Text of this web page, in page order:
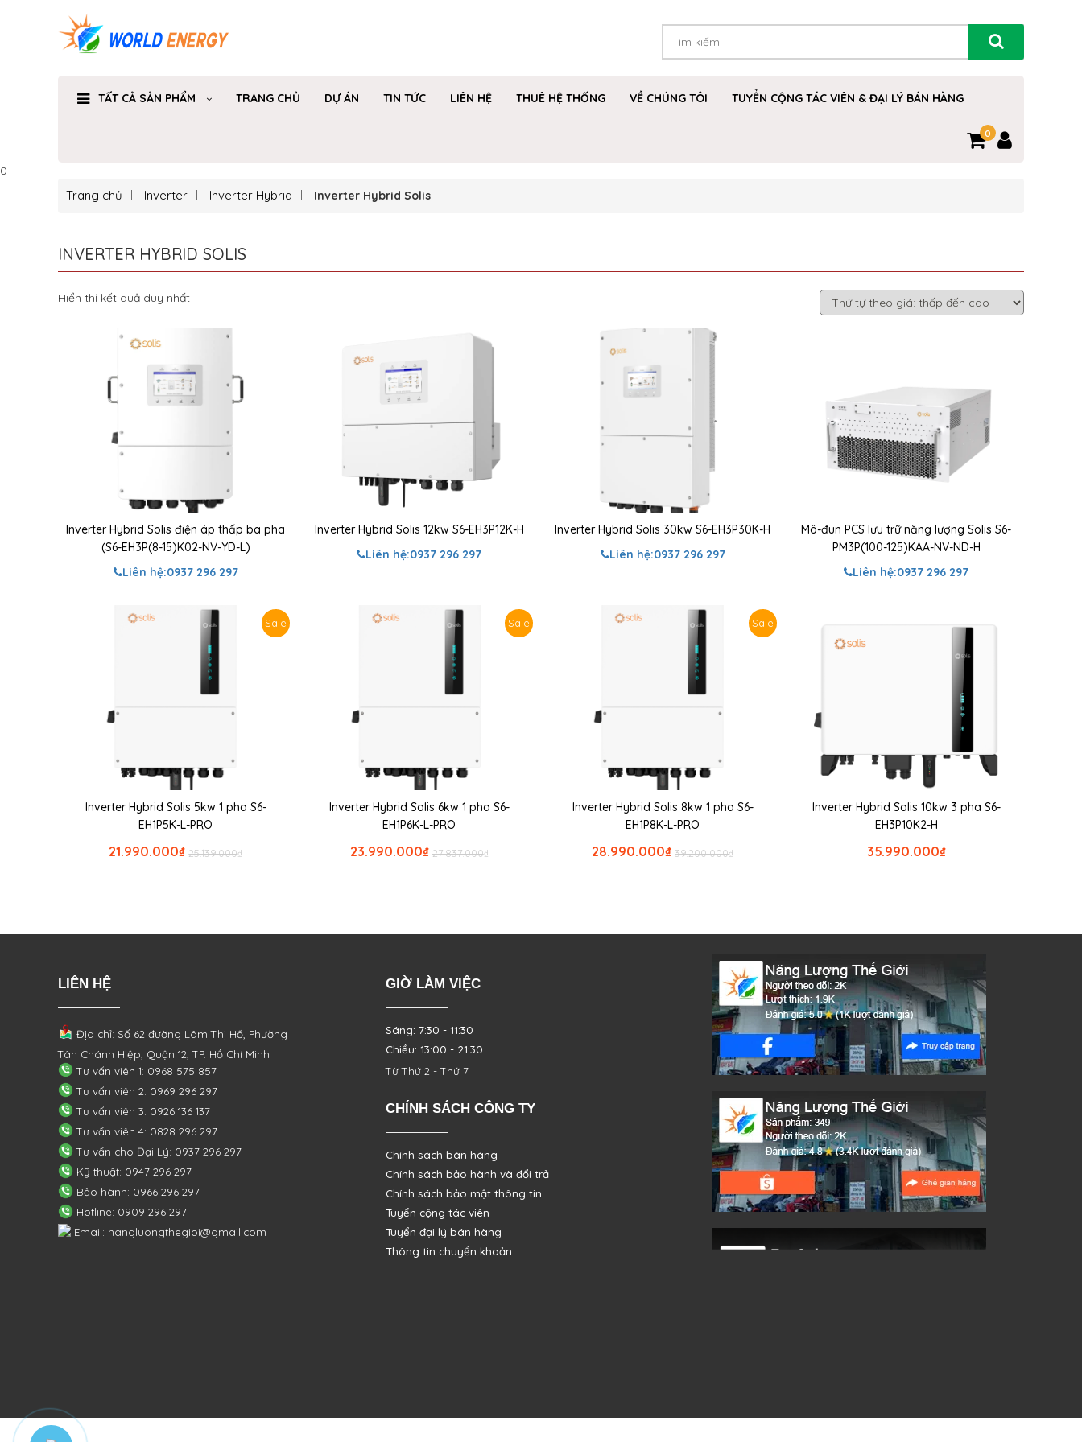
TẤT CẢ SẢN PHẨM TRANG CHỦ DỰ ÁN TIN TỨC LIÊN HỆ THUÊ HỆ THỐNG VỀ CHÚNG TÔI TUYỂN CỘNG TÁC VIÊN & ĐẠI LÝ BÁN HÀNG
0
0
Trang chủ Inverter Inverter Hybrid Inverter Hybrid Solis
INVERTER HYBRID SOLIS
Hiển thị kết quả duy nhất
Inverter Hybrid Solis điện áp thấp ba pha
(S6-EH3P(8-15)K02-NV-YD-L)
Liên hệ:0937 296 297
Inverter Hybrid Solis 12kw S6-EH3P12K-H
Liên hệ:0937 296 297
Inverter Hybrid Solis 30kw S6-EH3P30K-H
Liên hệ:0937 296 297
Mô-đun PCS lưu trữ năng lượng Solis S6-
PM3P(100-125)KAA-NV-ND-H
Liên hệ:0937 296 297
Sale
Inverter Hybrid Solis 5kw 1 pha S6-
EH1P5K-L-PRO
₫
25.139.000
₫
21.990.000
Sale
Inverter Hybrid Solis 6kw 1 pha S6-
EH1P6K-L-PRO
₫
27.837.000
₫
23.990.000
Sale
Inverter Hybrid Solis 8kw 1 pha S6-
EH1P8K-L-PRO
₫
39.200.000
₫
28.990.000
Inverter Hybrid Solis 10kw 3 pha S6-
EH3P10K2-H
₫
35.990.000
LIÊN HỆ
Địa chỉ: Số 62 đường Lâm Thị Hố, Phường
Tân Chánh Hiệp, Quận 12, TP. Hồ Chí Minh
Tư vấn viên 1: 0968 575 857
Tư vấn viên 2: 0969 296 297
Tư vấn viên 3: 0926 136 137
Tư vấn viên 4: 0828 296 297
Tư vấn cho Đại Lý: 0937 296 297
Kỹ thuật: 0947 296 297
Bảo hành: 0966 296 297
Hotline: 0909 296 297
Email: nangluongthegioi@gmail.com
GIỜ LÀM VIỆC
Sáng: 7:30 - 11:30
Chiều: 13:00 - 21:30
Từ Thứ 2 - Thứ 7
CHÍNH SÁCH CÔNG TY
Chính sách bán hàng
Chính sách bảo hành và đổi trả
Chính sách bảo mật thông tin
Tuyển cộng tác viên
Tuyển đại lý bán hàng
Thông tin chuyển khoản